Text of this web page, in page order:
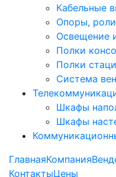
Кабельные
Опоры,
Освещение
Полки
Полки
Система
Шкафы
Шкафы
ГлавнаяКомпания
КонтактыЦены